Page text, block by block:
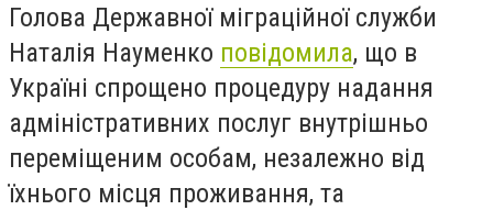
Голова Державної міграційної служби
Наталія Науменко повідомила, що в
Україні спрощено процедуру надання
адміністративних послуг внутрішньо
переміщеним особам, незалежно від
їхнього місця проживання, та